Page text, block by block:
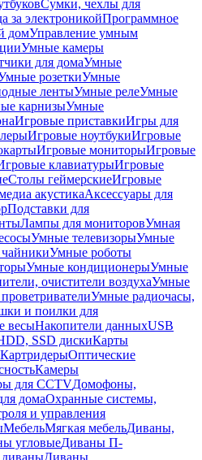
Сумки, чехлы для
за электроникойПрограммное
домУправление умным
Умные камеры
для домаУмные
розеткиУмные
лентыУмные релеУмные
карнизыУмные
Игровые приставкиИгры для
Игровые ноутбукиИгровые
Игровые мониторыИгровые
клавиатурыИгровые
Столы геймерскиеИгровые
акустикаАксессуары для
Подставки для
Лампы для мониторовУмная
Умные телевизорыУмные
Умные роботы
Умные кондиционерыУмные
очистители воздухаУмные
Умные радиочасы,
и поилки для
весыНакопители данныхUSB
SSD дискиКарты
КартридерыОптические
Камеры
для CCTVДомофоны,
домаОхранные системы,
и управления
МебельМягкая мебельДиваны,
угловыеДиваны П-
Диваны